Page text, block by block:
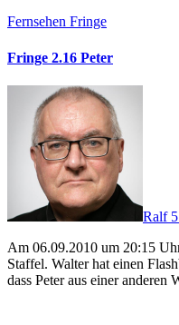
Fernsehen Fringe
Fringe 2.16 Peter
Ralf
Am 06.09.2010 um 20:15 Uhr zeigt Pro7 die 16. Folge der zweiten
Staffel. Walter hat einen
dass Peter aus einer